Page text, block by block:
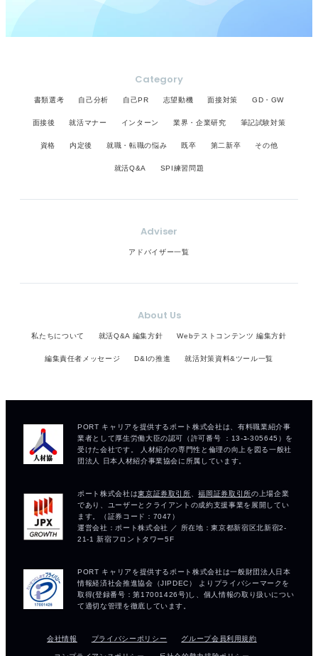
Category
書類選考 自己分析 自己PR 志望動機 面接対策 GD・GW
面接後 就活マナー インターン 業界・企業研究 筆記試験対策
資格 内定後 就職・転職の悩み 既卒 第二新卒 その他
就活Q&A SPI練習問題
Adviser
アドバイザー一覧
About Us
私たちについて 就活Q&A 編集方針 Webテストコンテンツ 編集方針
編集責任者メッセージ D&Iの推進 就活対策資料&ツール一覧
会社情報 プライバシーポリシー グループ会員利用規約